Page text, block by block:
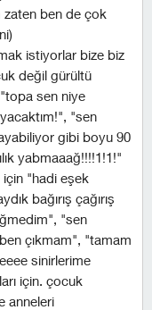
ben de çok
istiyorlar bize biz
değil gürültü
"topa sen niye
"sen
gibi boyu 90
yabmaaağ!!!!1!1!"
için "hadi eşek
bağırış çağırış
"sen
çıkmam", "tamam
sinirlerime
için. çocuk
anneleri